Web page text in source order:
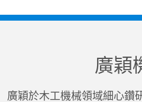
廣穎
廣穎於木工機械領域細心鑽